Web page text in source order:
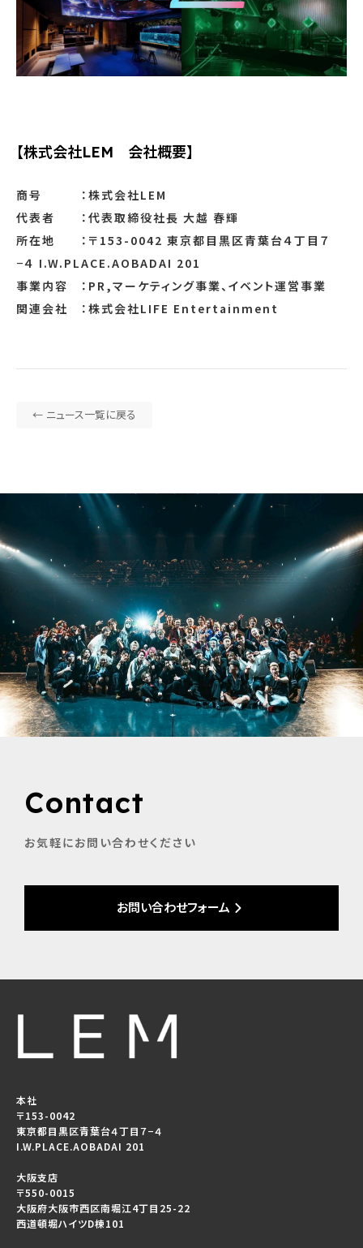
【株式会社LEM 会社概要】
商号 ：株式会社LEM
代表者 ：代表取締役社長 大越 春輝
所在地 ：〒153-0042 東京都目黒区青葉台４丁目７
−４ I.W.PLACE.AOBADAI 201
事業内容 ：PR,マーケティング事業、イベント運営事業
関連会社 ：株式会社LIFE Entertainment
← ニュース一覧に戻る
Contact
お気軽にお問い合わせください
お問い合わせフォーム
本社
〒153-0042
東京都目黒区青葉台４丁目７−４
I.W.PLACE.AOBADAI 201
大阪支店
〒550-0015
大阪府大阪市西区南堀江4丁目25-22
西道頓堀ハイツD棟101